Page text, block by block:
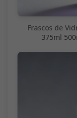
Frascos de
375ml